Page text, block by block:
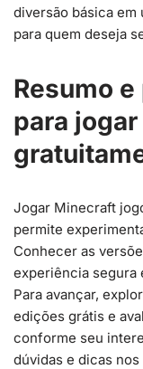
diversão básica
para quem deseja
Resumo
para
Jogar Minecraft
permite
Conhecer as
experiência segura
Para avançar,
edições grátis e
conforme seu
dúvidas e dicas